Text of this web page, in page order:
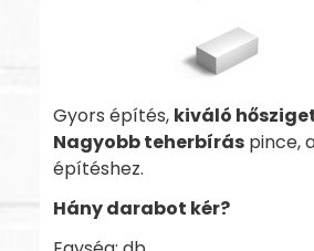
Gyors építés, kiváló
Nagyobb teherbírás pince,
építéshez.
Hány darabot kér?